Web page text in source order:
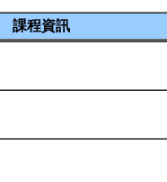
課程資訊